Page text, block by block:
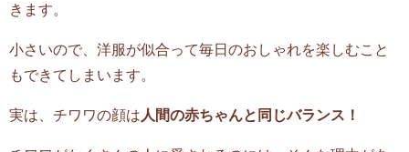
きます。
小さいので、洋服が似合って毎日のおしゃれを楽しむこと
もできてしまいます。
実は、チワワの顔は 人間の赤ちゃんと同じバランス！